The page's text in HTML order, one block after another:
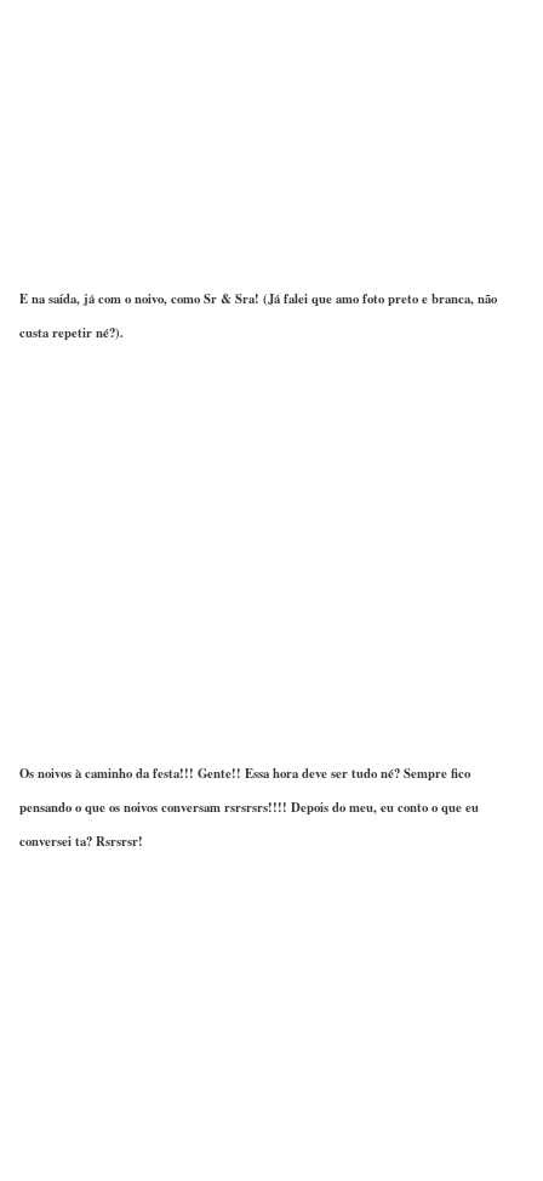
E na saída, já com o noivo, como Sr & Sra! (Já falei que amo foto preto e branca, não
custa repetir né?).
Os noivos à caminho da festa!!! Gente!! Essa hora deve ser tudo né? Sempre fico
pensando o que os noivos conversam rsrsrsrs!!!! Depois do meu, eu conto o que eu
conversei ta? Rsrsrsr!